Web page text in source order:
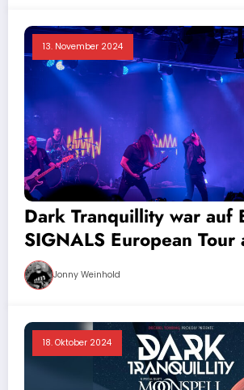
13. November 2024
Dark Tranquillity war auf
SIGNALS European Tour
07.11.2024 in München
Jonny Weinhold
18. Oktober 2024